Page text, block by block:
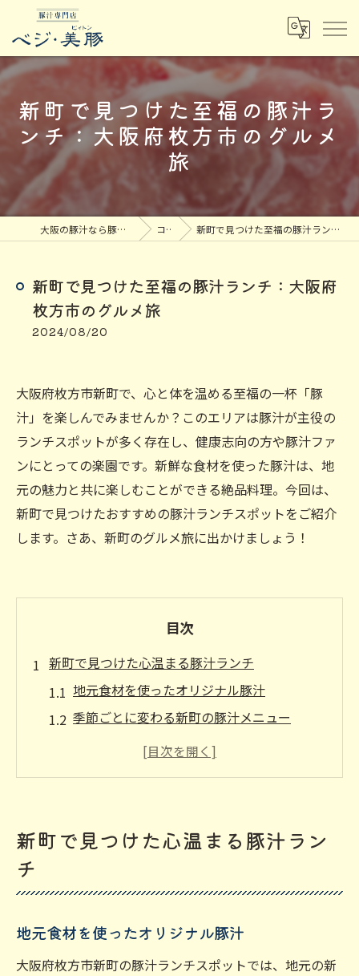
新町で見つけた至福の豚汁ラ
ンチ：大阪府枚方市のグルメ
旅
大阪の豚汁なら豚汁専門店ベジ・美豚 コラム 新町で見つけた至福の豚汁ランチ：大阪府枚方市のグルメ旅
新町で見つけた至福の豚汁ランチ：大阪府
枚方市のグルメ旅
2024/08/20
大阪府枚方市新町で、心と体を温める至福の一杯「豚
汁」を楽しんでみませんか？このエリアは豚汁が主役の
ランチスポットが多く存在し、健康志向の方や豚汁ファ
ンにとっての楽園です。新鮮な食材を使った豚汁は、地
元の魅力と共に楽しむことができる絶品料理。今回は、
新町で見つけたおすすめの豚汁ランチスポットをご紹介
します。さあ、新町のグルメ旅に出かけましょう！
目次
新町で見つけた心温まる豚汁ランチ
地元食材を使ったオリジナル豚汁
季節ごとに変わる新町の豚汁メニュー
新町の人気豚汁店ベストセレクション
豚汁に合うサイドメニューの紹介
地元民に愛される老舗の豚汁
新町ならではのユニークな豚汁アレンジ
新町で見つけた心温まる豚汁ラン
チ
地元食材を使ったオリジナル豚汁
大阪府枚方市新町の豚汁ランチスポットでは、地元の新